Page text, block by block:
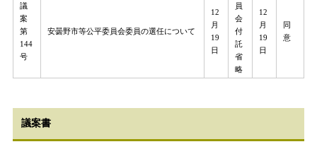
議
案
第
144
号
安曇野市等公平委員会委員の選任について
12
月
19
日
員
会
付
託
省
略
12
月
19
日
同
意
議案書